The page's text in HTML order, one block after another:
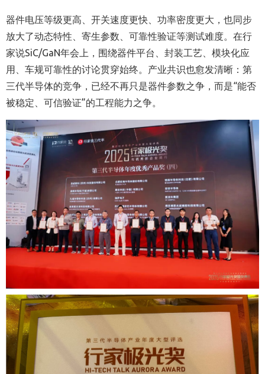
器件电压等级更高、开关速度更快、功率密度更大，也同步
放大了动态特性、寄生参数、可靠性验证等测试难度。在行
家说SiC/GaN年会上，围绕器件平台、封装工艺、模块化应
用、车规可靠性的讨论贯穿始终。产业共识也愈发清晰：第
三代半导体的竞争，已经不再只是器件参数之争，而是“能否
被稳定、可信验证”的工程能力之争。